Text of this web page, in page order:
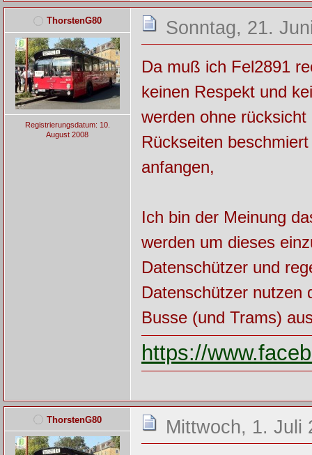
ThorstenG80
Registrierungsdatum: 10.
August 2008
Sonntag, 21.
Da muß ich Fel2891
keinen Respekt und
werden ohne
Rückseiten
anfangen,
Ich bin der Meinung
werden um dieses
Datenschützer und
Datenschützer nutzen
Busse (und Trams)
https://
ThorstenG80 Mittwoch, 1. Juli